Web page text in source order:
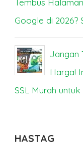
Tembus
Google di 2026?
Jangan
Harga!
SSL Murah untuk
HASTAG